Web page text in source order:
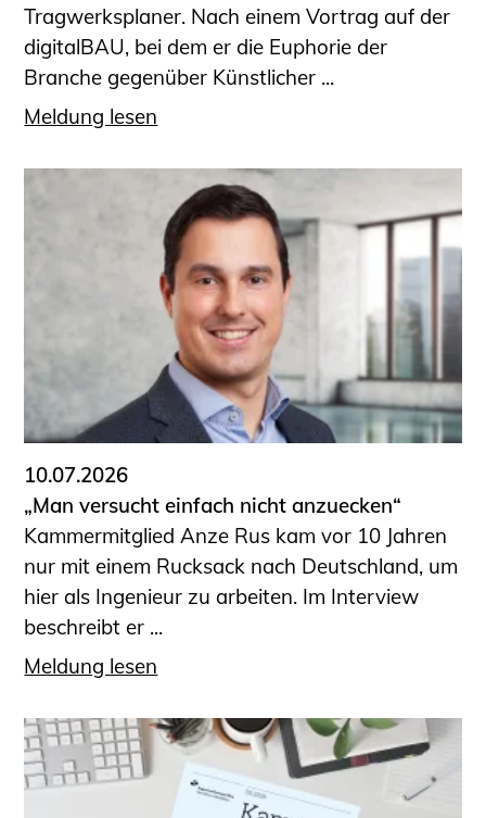
Tragwerksplaner. Nach einem Vortrag auf der
digitalBAU, bei dem er die Euphorie der
Branche gegenüber Künstlicher ...
Meldung lesen
10.07.2026
„Man versucht einfach nicht anzuecken“
Kammermitglied Anze Rus kam vor 10 Jahren
nur mit einem Rucksack nach Deutschland, um
hier als Ingenieur zu arbeiten. Im Interview
beschreibt er ...
Meldung lesen